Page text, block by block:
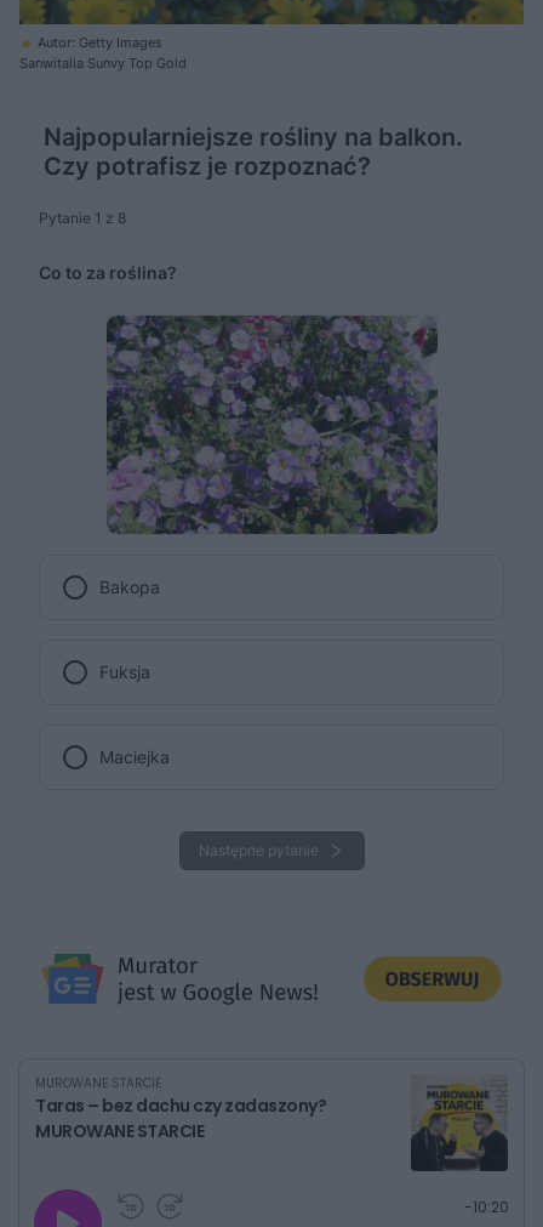
Autor: Getty Images
Sanwitalia Sunvy Top Gold
Najpopularniejsze rośliny na balkon.
Czy potrafisz je rozpoznać?
Pytanie 1 z 8
Co to za roślina?
Bakopa
Fuksja
Maciejka
Następne pytanie
MUROWANE STARCIE
Taras – bez dachu czy zadaszony?
MUROWANE STARCIE
P
-10:20